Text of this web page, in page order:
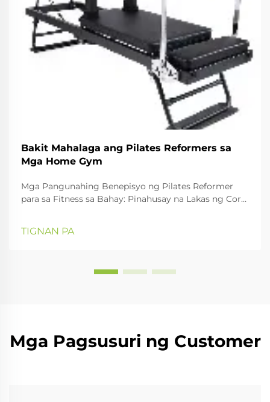
Bakit Mahalaga ang Pilates Reformers sa
Mga Home Gym
Mga Pangunahing Benepisyo ng Pilates Reformer
para sa Fitness sa Bahay: Pinahusay na Lakas ng Core
ang malalim na mga muscle ng core sa
TIGNAN PA
Mga Pagsusuri ng Customer